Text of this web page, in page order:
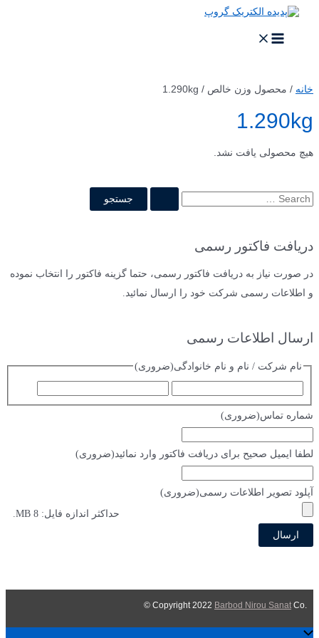
پرش
MAIN
MENU
ج
ج
و
ب
ا
:
دریافت فاکتور رسمی
در صورت نیاز به دریافت فاکتور رسمی، حتما گزینه فاکتور را انتخاب نموده
و اطلاعات رسمی شرکت خود را ارسال نمائید.
ارسال اطلاعات رسمی
نام شرکت / نام و نام خانوادگی(ضروری)
س
ا
شماره تماس(ضروری)
لطفا ایمیل صحیح برای دریافت فاکتور وارد نمائید (ضروری)
آپلود تصویر اطلاعات رسمی(ضروری)
حداکثر اندازه فایل: 8 MB.
خانه / محصول وزن خالص / 1.290kg
1.290kg
هیچ محصولی یافت نشد.
.Copyright 2022
Barbod Nirou Sanat Co ©
اسکرول